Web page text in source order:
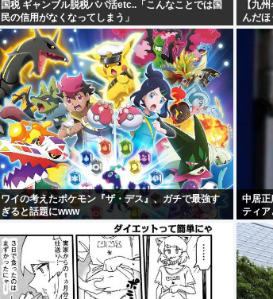
国税 ギャンブル脱税パパ活etc..「こんなことでは国
民の信用がなくなってしまう」
【九
んだほ
ワイの考えたポケモン『ザ・デス』、ガチで最強す
ぎると話題にwww
中居正
ティア